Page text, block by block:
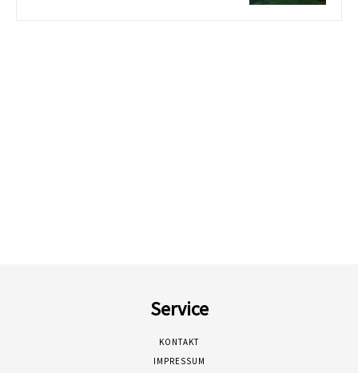
Service
KONTAKT
IMPRESSUM